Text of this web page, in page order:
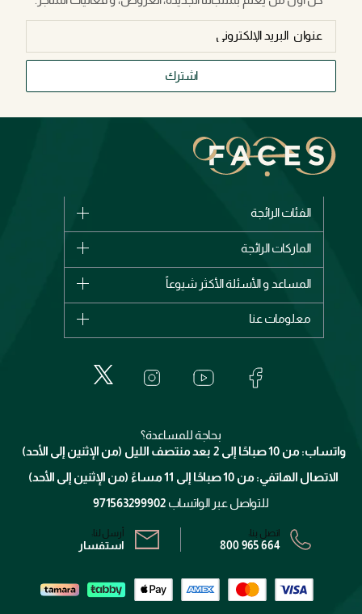
اشترك
الفئات الرائجة
الأكثر مبيعاً
اشترِ بطاقة هدية
الماركات الرائجة
بربري
إيف سان لوران
المساعد و الأسئلة الأكثر شيوعاً
الإرجاع
معلومات عنا
خدمات المعارض
برنامج الولاء ميوز
الشروط و الأحكام
سياسة الخصوصية
بحاجة للمساعدة؟
واتساب: من 10 صباحًا إلى 2 بعد منتصف الليل (من الإثنين إلى الأحد)
الاتصال الهاتفي: من 10 صباحًا إلى 11 مساءً (من الإثنين إلى الأحد)
للتواصل عبر الواتساب 971563299902
اتصل بنا:
800 965 664
أرسل لنا:
استفسار